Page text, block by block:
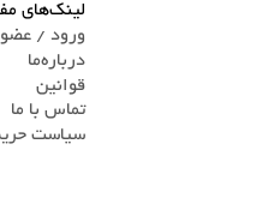
لینک‌های
ورود /
درباره‌ما
قوانین
تماس ‌با ما
سیاست